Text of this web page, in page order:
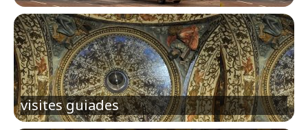
visites guiades